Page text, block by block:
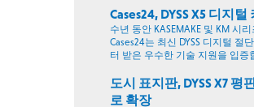
Cases24, DYSS X5 디지
수년 동안 KASEMAKE 및 KM 시
Cases24는 최신 DYSS 디지털 절
터 받은 우수한 기술 지원을 입증
도시 표지판, DYSS X7
로 확장